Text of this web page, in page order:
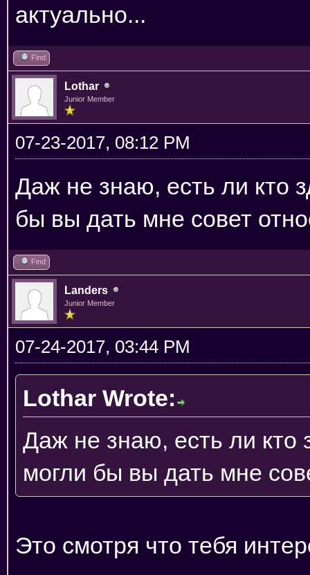
актуально...
Find
Lothar
Junior Member
07-23-2017, 08:12 PM
Даж не знаю, есть ли кто
бы вы дать мне совет
Find
Landers
Junior Member
07-24-2017, 03:44 PM
Lothar Wrote:
Даж не знаю, есть ли кто
могли бы вы дать мне
Это смотря что тебя